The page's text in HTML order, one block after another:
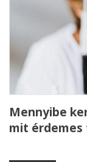
Mennyibe
mit érdemes